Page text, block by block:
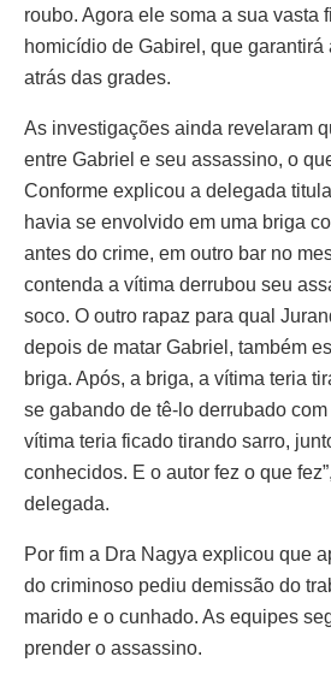
roubo. Agora ele soma a sua vasta
homicídio de Gabirel, que garantirá
atrás das grades.
As investigações ainda revelaram
entre Gabriel e seu assassino, o
Conforme explicou a delegada
havia se envolvido em uma briga
antes do crime, em outro bar no
contenda a vítima derrubou seu
soco. O outro rapaz para qual
depois de matar Gabriel, também
briga. Após, a briga, a vítima teria
se gabando de tê-lo derrubado com
vítima teria ficado tirando sarro,
conhecidos. E o autor fez o que
delegada.
Por fim a Dra Nagya explicou que
do criminoso pediu demissão do
marido e o cunhado. As equipes
prender o assassino.